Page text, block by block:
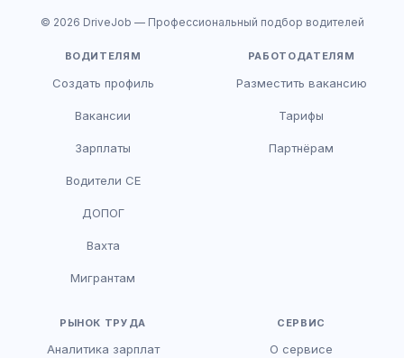
© 2026 DriveJob — Профессиональный подбор водителей
ВОДИТЕЛЯМ
Создать профиль
Вакансии
Зарплаты
Водители CE
ДОПОГ
Вахта
Мигрантам
РАБОТОДАТЕЛЯМ
Разместить вакансию
Тарифы
Партнёрам
РЫНОК ТРУДА
Аналитика зарплат
СЕРВИС
О сервисе
HR-консультант
Здравствуйте! Я AI-консультант DriveJob.
помочь?